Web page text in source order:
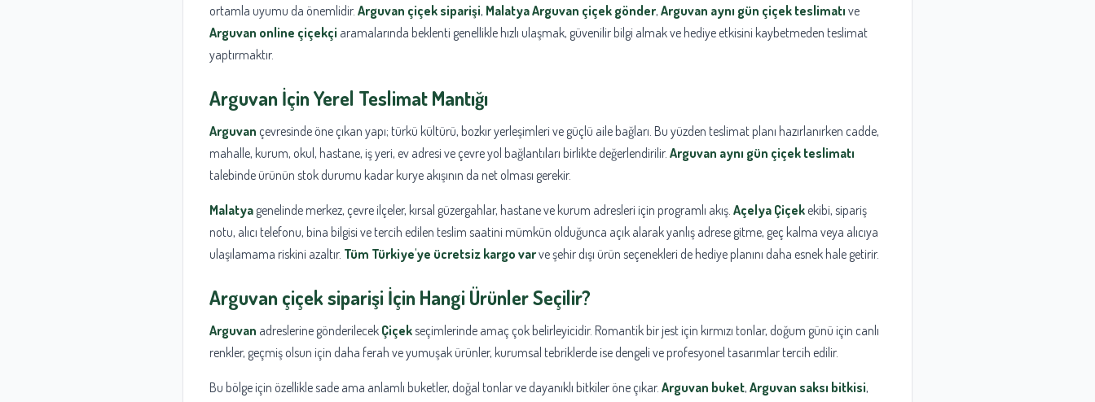
ortamla uyumu da önemlidir. Arguvan çiçek siparişi, Malatya Arguvan çiçek gönder, Arguvan aynı gün çiçek teslimatı ve
Arguvan online çiçekçi aramalarında beklenti genellikle hızlı ulaşmak, güvenilir bilgi almak ve hediye etkisini kaybetmeden teslimat
yaptırmaktır.
Arguvan İçin Yerel Teslimat Mantığı
Arguvan çevresinde öne çıkan yapı; türkü kültürü, bozkır yerleşimleri ve güçlü aile bağları. Bu yüzden teslimat planı hazırlanırken cadde,
mahalle, kurum, okul, hastane, iş yeri, ev adresi ve çevre yol bağlantıları birlikte değerlendirilir. Arguvan aynı gün çiçek teslimatı
talebinde ürünün stok durumu kadar kurye akışının da net olması gerekir.
Malatya genelinde merkez, çevre ilçeler, kırsal güzergahlar, hastane ve kurum adresleri için programlı akış. Açelya Çiçek ekibi, sipariş
notu, alıcı telefonu, bina bilgisi ve tercih edilen teslim saatini mümkün olduğunca açık alarak yanlış adrese gitme, geç kalma veya alıcıya
ulaşılamama riskini azaltır. Tüm Türkiye'ye ücretsiz kargo varve şehir dışı ürün seçenekleri de hediye planını daha esnek hale getirir.
Arguvan çiçek siparişi İçin Hangi Ürünler Seçilir?
Arguvan adreslerine gönderilecek Çiçekseçimlerinde amaç çok belirleyicidir. Romantik bir jest için kırmızı tonlar, doğum günü için canlı
renkler, geçmiş olsun için daha ferah ve yumuşak ürünler, kurumsal tebriklerde ise dengeli ve profesyonel tasarımlar tercih edilir.
Bu bölge için özellikle sade ama anlamlı buketler, doğal tonlar ve dayanıklı bitkiler öne çıkar. Arguvan buket, Arguvan saksı bitkisi,